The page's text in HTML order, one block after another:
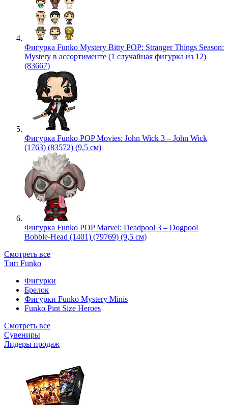
Фигурка Funko Mystery Bitty POP: Stranger Things Season:
Mystery в ассортименте (1 случайная фигурка из 12)
(83667)
Фигурка Funko POP Movies: John Wick 3 – John Wick
(1763) (83572) (9,5 см)
Фигурка Funko POP Marvel: Deadpool 3 – Dogpool
Bobble-Head (1401) (79769) (9,5 см)
Смотреть все
Тип Funko
Фигурки
Брелок
Фигурки Funko Mystery Minis
Funko Pint Size Heroes
Смотреть все
Сувениры
Лидеры продаж